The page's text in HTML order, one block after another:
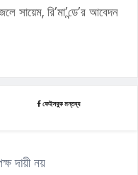
সায়েম, রি’মা’ন্ডে’র আবেদন
ফেইসবুক মন্তব্য
দায়ী নয়